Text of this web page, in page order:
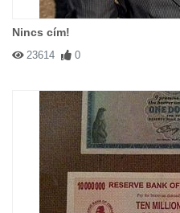
Nincs cím!
23614 0